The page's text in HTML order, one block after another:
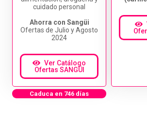
cuidado personal
Ahorra con Sangüi
Ofertas de Julio y Agosto
2024
Ver Catálogo
Ofertas SANGÜI
Caduca en 746 días